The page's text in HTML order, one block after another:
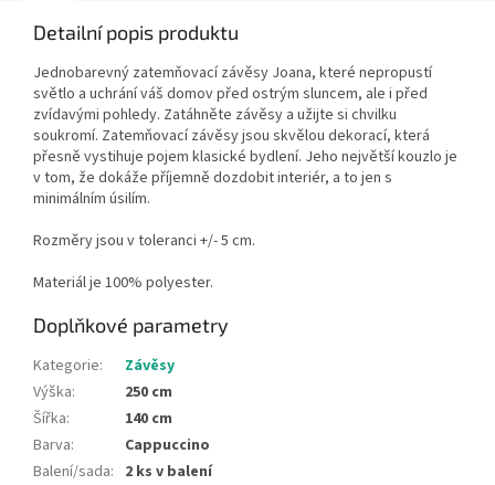
Detailní popis produktu
Jednobarevný zatemňovací závěsy Joana, které nepropustí
světlo a uchrání váš domov před ostrým sluncem, ale i před
zvídavými pohledy. Zatáhněte závěsy a užijte si chvilku
soukromí. Zatemňovací závěsy jsou skvělou dekorací, která
přesně vystihuje pojem klasické bydlení. Jeho největší kouzlo je
v tom, že dokáže příjemně dozdobit interiér, a to jen s
minimálním úsilím.
Rozměry jsou v toleranci +/- 5 cm.
Materiál je 100% polyester.
Doplňkové parametry
Kategorie:
Závěsy
Výška:
250 cm
Šířka:
140 cm
Barva:
Cappuccino
Balení/sada: 2 ks v balení